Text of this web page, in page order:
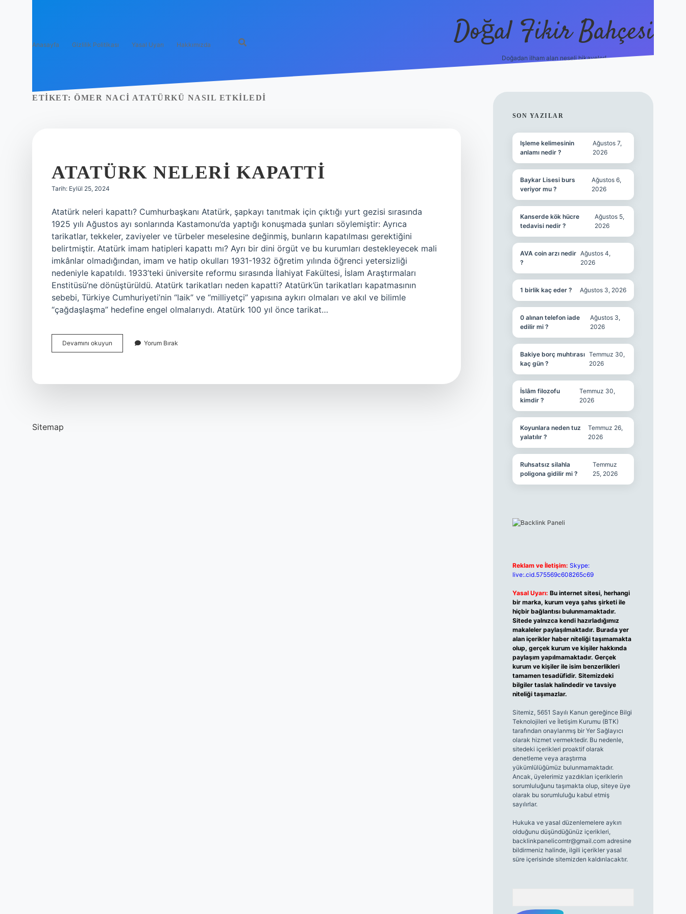
Anasayfa Gizlilik Politikası Yasal Uyarı Hakkımızda Doğal Fikir Bahçesi
Doğadan ilham alan neşeli hikayeler!
ETIKET: ÖMER NACI ATATÜRKÜ NASIL ETKILEDI
ATATÜRK NELERI KAPATTI
Tarih: Eylül 25, 2024
Atatürk neleri kapattı? Cumhurbaşkanı Atatürk, şapkayı tanıtmak için çıktığı yurt gezisi sırasında
1925 yılı Ağustos ayı sonlarında Kastamonu’da yaptığı konuşmada şunları söylemiştir: Ayrıca
tarikatlar, tekkeler, zaviyeler ve türbeler meselesine değinmiş, bunların kapatılması gerektiğini
belirtmiştir. Atatürk imam hatipleri kapattı mı? Ayrı bir dini örgüt ve bu kurumları destekleyecek mali
imkânlar olmadığından, imam ve hatip okulları 1931-1932 öğretim yılında öğrenci yetersizliği
nedeniyle kapatıldı. 1933’teki üniversite reformu sırasında İlahiyat Fakültesi, İslam Araştırmaları
Enstitüsü’ne dönüştürüldü. Atatürk tarikatları neden kapatti? Atatürk’ün tarikatları kapatmasının
sebebi, Türkiye Cumhuriyeti’nin “laik” ve “milliyetçi” yapısına aykırı olmaları ve akıl ve bilimle
“çağdaşlaşma” hedefine engel olmalarıydı. Atatürk 100 yıl önce tarikat…
Devamını okuyun
Neleri
Yorum Bırak
Sitemap
SIDEBAR
SON YAZILAR
Işleme kelimesinin
anlamı nedir ?
Ağustos 7,
2026
Baykar Lisesi burs
veriyor mu ?
Ağustos 6,
2026
Kanserde kök hücre
tedavisi nedir ?
Ağustos 5,
2026
AVA coin arzı nedir
?
Ağustos 4,
2026
1 birlik kaç eder ? Ağustos 3, 2026
0 alınan telefon iade
edilir mi ?
Ağustos 3,
2026
Bakiye borç muhtırası
kaç gün ?
Temmuz 30,
2026
İslâm filozofu
kimdir ?
Temmuz 30,
2026
Koyunlara neden tuz
yalatılır ?
Temmuz 26,
2026
Ruhsatsız silahla
poligona gidilir mi ?
Temmuz
25, 2026
Reklam ve İletişim: Skype:
live:.cid.575569c608265c69
Yasal Uyarı: Bu internet sitesi, herhangi
bir marka, kurum veya şahıs şirketi ile
hiçbir bağlantısı bulunmamaktadır.
Sitede yalnızca kendi hazırladığımız
makaleler paylaşılmaktadır. Burada yer
alan içerikler haber niteliği taşımamakta
olup, gerçek kurum ve kişiler hakkında
paylaşım yapılmamaktadır. Gerçek
kurum ve kişiler ile isim benzerlikleri
tamamen tesadüfidir. Sitemizdeki
bilgiler taslak halindedir ve tavsiye
niteliği taşımazlar.
Sitemiz, 5651 Sayılı Kanun gereğince Bilgi
Teknolojileri ve İletişim Kurumu (BTK)
tarafından onaylanmış bir Yer Sağlayıcı
olarak hizmet vermektedir. Bu nedenle,
sitedeki içerikleri proaktif olarak
denetleme veya araştırma
yükümlülüğümüz bulunmamaktadır.
Ancak, üyelerimiz yazdıkları içeriklerin
sorumluluğunu taşımakta olup, siteye üye
olarak bu sorumluluğu kabul etmiş
sayılırlar.
Hukuka ve yasal düzenlemelere aykırı
olduğunu düşündüğünüz içerikleri,
backlinkpanelicomtr@gmail.comadresine
bildirmeniz halinde, ilgili içerikler yasal
süre içerisinde sitemizden kaldırılacaktır.
grandoperabet